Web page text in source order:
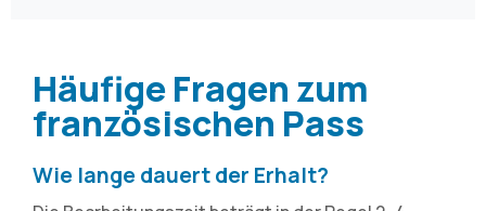
Häufige Fragen zum
französischen Pass
Wie lange dauert der Erhalt?